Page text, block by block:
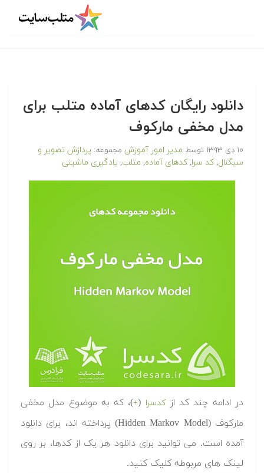
دانلود رایگان کدهای آماده متلب برای
مدل مخفی مارکوف
۱۰ دی ۱۳۹۳ توسط مدیر امور آموزش مجموعه: پردازش تصویر و
سیگنال,کد سرا,کدهای آماده, متلب, یادگیری ماشینی
در ادامه چند کد ازکدسرا (
+)، که به موضوع مدل مخفی
مارکوف (Hidden Markov Model) پرداخته اند، برای دانلود
آمده است. می توانید برای دانلود هر یک از کدها، بر روی
لینک های مربوطه کلیک کنید.